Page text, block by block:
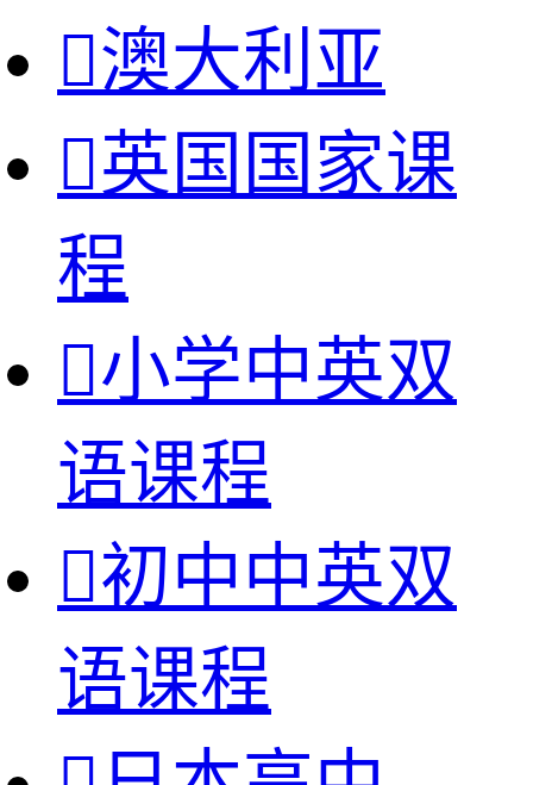
澳大利亚
英国国家课
程
小学中英双
语课程
初中中英双
语课程